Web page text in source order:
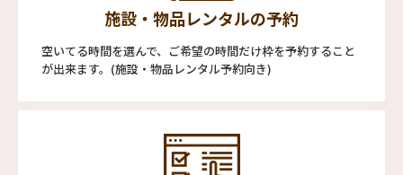
施設・物品レンタルの予約
空いてる時間を選んで、ご希望の時間だけ枠を予約すること
が出来ます。(施設・物品レンタル予約向き)